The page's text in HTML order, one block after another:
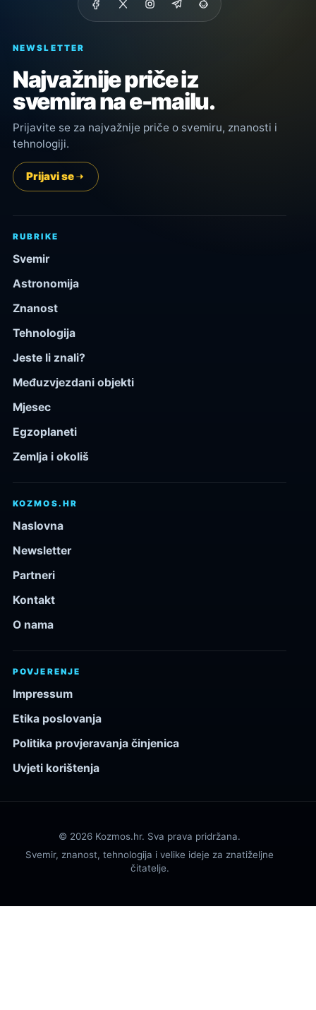
NEWSLETTER
Najvažnije priče iz
svemira na e-mailu.
Prijavite se za najvažnije priče o svemiru, znanosti i
tehnologiji.
Prijavi se
RUBRIKE
Svemir
Astronomija
Znanost
Tehnologija
Jeste li znali?
Međuzvjezdani objekti
Mjesec
Egzoplaneti
Zemlja i okoliš
KOZMOS.HR
Naslovna
Newsletter
Partneri
Kontakt
O nama
POVJERENJE
Impressum
Etika poslovanja
Politika provjeravanja činjenica
Uvjeti korištenja
© 2026 Kozmos.hr. Sva prava pridržana.
Svemir, znanost, tehnologija i velike ideje za znatiželjne
čitatelje.